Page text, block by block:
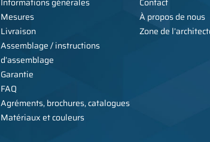
Informations générales
Mesures
Livraison
Assemblage / instructions
d’assemblage
Garantie
FAQ
Agréments, brochures, catalogues
Matériaux et couleurs
Contact
À propos de nous
Zone de